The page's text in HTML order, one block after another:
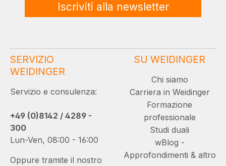
Iscriviti alla newsletter
SERVIZIO
WEIDINGER
Servizio e consulenza:
+49 (0)8142 / 4289 -
300
Lun-Ven, 08:00 - 16:00
Oppure tramite il nostro
SU WEIDINGER
Chi siamo
Carriera in Weidinger
Formazione
professionale
Studi duali
wBlog -
Approfondimenti & altro